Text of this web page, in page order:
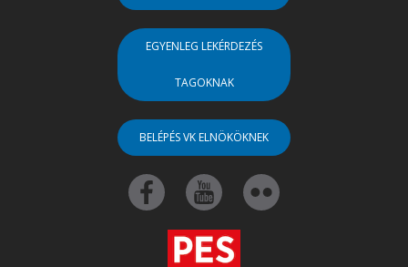
EGYENLEG LEKÉRDEZÉS
TAGOKNAK
BELÉPÉS VK ELNÖKÖKNEK